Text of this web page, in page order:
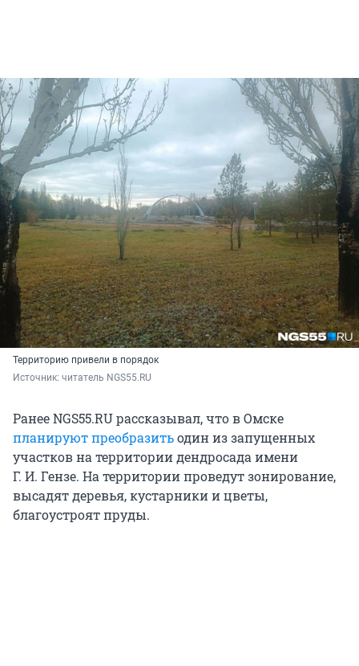
Территорию привели в порядок
Источник: читатель NGS55.RU
Ранее NGS55.RU рассказывал, что в Омске
планируют преобразитьодин из запущенных
участков на территории дендросада имени
Г. И. Гензе. На территории проведут зонирование,
высадят деревья, кустарники и цветы,
благоустроят пруды.